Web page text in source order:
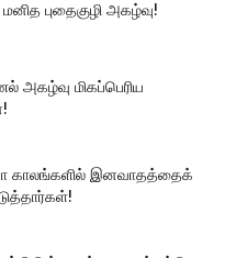
புதைகுழி அகழ்வு!
அகழ்வு மிகப்பெரிய
காலங்களில் இனவாதத்தைக்